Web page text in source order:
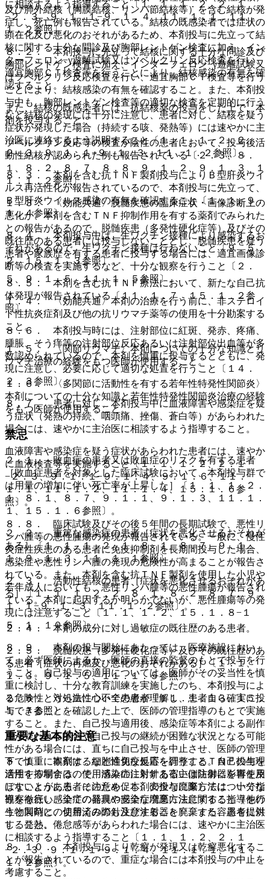
に相談するよう指導すること〔１．１、１．２、２．１
−２．３、９．１．１−９．１．４、１１．１．１、１１．
１．２参照〕。
８．２． 本剤投与に先立って結核に関する十分な問診及び
胸部レントゲン検査に加え、インターフェロン−γ遊離試験又
はツベルクリン反応検査を行い、適宜胸部ＣＴ検査等を行う
ことにより、結核感染の有無を確認すること。また、本剤投
与中も、胸部レントゲン検査等の適切な検査を定期的に行う
など結核の発現には十分に注意し、患者に対し、結核を疑う
症状が発現した場合（持続する咳、発熱等）には速やかに主
治医に連絡するよう説明すること〔１．１、１．２．２、
２．３、９．１．１−９．１．３、１１．１．２参照〕。
８．３． 本剤を含む抗ＴＮＦ製剤投与によりＢ型肝炎ウイ
ルス再活性化が報告されているので、本剤投与に先立って、
Ｂ型肝炎ウイルス感染の有無を確認すること〔１．１、９．
１．４参照〕。
８．４． 本剤投与中は、生ワクチン接種により感染するお
それがあるので、生ワクチン接種は行わないこと〔９．５．
２、１５．１．３参照〕。
８．５． 本剤を含む抗ＴＮＦ療法において、新たな自己抗
体発現が報告されている〔１１．１．７、１５．１．２参
照〕。
８．６． 本剤投与時には、注射部位に紅斑、発赤、疼痛、
腫脹、そう痒等の注射部位反応あるいは注射部位出血等が多
数認められているので、本剤を慎重に投与するとともに、発
現に注意し、必要に応じて適切な処置を行うこと〔１４．
２．３参照〕。
８．７． 患者に対し、本剤投与中に血液障害や感染症を疑
う症状（発熱の持続、咽頭痛、挫傷、蒼白等）があらわれた
場合には、速やかに主治医に相談するよう指導すること。
血液障害や感染症を疑う症状があらわれた患者には、速やか
に血液検査等を実施すること〔１．１、１．２、２．１
−２．３、９．１．１−９．１．４、９．１．６、１１．
１．１、１１．１．２、１１．１．４、１５．１．６参
照〕。
８．８． 臨床試験及びその後５年間の長期試験で、悪性リ
ンパ腫等の悪性腫瘍の発現が報告されている。一般に、慢性
炎症性疾患のある患者に免疫抑制剤を長期間投与した場合、
感染症や悪性リンパ腫の発現の危険性が高まることが報告さ
れている。また、本剤を含む抗ＴＮＦ製剤を使用した小児や
若年成人においても、悪性リンパ腫等の悪性腫瘍が報告され
ている。本剤に起因するか明らかでないが、悪性腫瘍等の発
現には注意すること〔１．１、１．２、１５．１．８−１
５．１．１０参照〕。
８．９． 本剤の投与開始にあたっては、医療施設におい
て、必ず医師によるか、医師の直接の監督のもとで投与を行
うこと。自己投与の適用については、医師がその妥当性を慎
重に検討し、十分な教育訓練を実施したのち、本剤投与によ
る危険性と対処法について患者が理解し、患者自ら確実に投
与できることを確認した上で、医師の管理指導のもとで実施
すること。また、自己投与適用後、感染症等本剤による副作
用が疑われる場合や自己投与の継続が困難な状況となる可能
性がある場合には、直ちに自己投与を中止させ、医師の管理
下で慎重に観察するなど適切な処置を行うこと。自己投与を
適用する場合は、使用済みの注射針あるいは注射器を再使用
しないように患者に注意を促し、安全な廃棄方法について指
導を徹底し、全ての器具の安全な廃棄方法に関する指導を行
うと同時に、使用済みの針及び注射器を廃棄する容器を提供
すること。
８．１０． 本剤投与により乾癬が発現又は乾癬悪化するこ
とが報告されているので、重症な場合には本剤投与の中止を
考慮すること。
及び肺外結核（胸膜結核、リンパ節結核等）を含む結核が発
症し、死亡例も報告されている。結核の既感染者では症状の
顕在化及び悪化のおそれがあるため、本剤投与に先立って結
核に関する十分な問診及び胸部レントゲン検査に加え、イン
ターフェロン−γ遊離試験又はツベルクリン反応検査を行い、
適宜胸部ＣＴ検査等を行うことにより、結核感染の有無を確
認すること。
また、結核の既感染者には、抗結核薬の投与をした上で、本
剤を投与すること。
ツベルクリン反応等の検査が陰性の患者において、投与後活
動性結核が認められた例も報告されている〔２．３、８．
１、８．２、８．７、８．８、９．１．２、９．１．３、１
１．１．２参照〕。
１．３． 〈効能共通〉脱髄疾患の臨床症状・画像診断上の
悪化が、本剤を含むＴＮＦ抑制作用を有する薬剤でみられた
との報告があるので、脱髄疾患（多発性硬化症等）及びその
既往歴のある患者には投与しないこととし、脱髄疾患を疑う
患者や家族歴を有する患者に投与する場合には、適宜画像診
断等の検査を実施するなど、十分な観察を行うこと〔２．
５、９．１．５、１１．１．５参照〕。
１．４． 〈効能共通〉本剤の治療を行う前に、非ステロイ
ド性抗炎症剤及び他の抗リウマチ薬等の使用を十分勘案する
こと。
１．５． 〈関節リウマチ〉本剤についての十分な知識とリ
ウマチ治療の経験をもつ医師が使用すること。
１．６． 〈多関節に活動性を有する若年性特発性関節炎〉
本剤についての十分な知識と若年性特発性関節炎治療の経験
をもつ医師が使用すること。
禁忌
２．１． 敗血症の患者又は敗血症のリスクを有する患者
［敗血症患者を対象とした臨床試験において、本剤投与群で
は用量の増加に伴い死亡率が上昇した］〔１．１、１．２．
１、８．１、８．７、９．１．１、９．１．３、１１．１．
１、１５．１．６参照〕。
２．２． 重篤な感染症の患者［症状を悪化させるおそれが
ある］〔１．１、１．２．１、８．１、８．７、９．１．
１、９．１．３、１１．１．１参照〕。
２．３． 活動性結核の患者［症状を悪化させるおそれがあ
る］〔１．１、１．２．２、８．１、８．２、８．７、９．
１．１−９．１．３、１１．１．２参照〕。
２．４． 本剤の成分に対し過敏症の既往歴のある患者。
２．５． 脱髄疾患（多発性硬化症等）及びその既往歴のあ
る患者［症状の再燃及び悪化のおそれがある］〔１．１、
１．３、９．１．５、１１．１．５参照〕。
２．６． うっ血性心不全の患者〔１１．１．１３、１５．
１．７参照〕。
重要な基本的注意
８．１． 本剤は、細胞性免疫反応を調整するＴＮＦの生理
活性を抑制するので、感染症に対する宿主側防御に影響を及
ぼすことがある、そのため、本剤の投与に際しては、十分な
観察を行い感染症の発現や感染症増悪に注意すること（他の
生物製剤との切替えの際も注意すること）。また、患者に対
し、発熱、倦怠感等があらわれた場合には、速やかに主治医
に相談するよう指導すること〔１．１、１．２、２．１
−２．３、９．１．１−９．１．４、１１．１．１、１１．
１．２参照〕。